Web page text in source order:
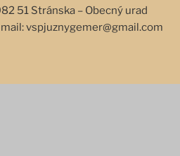
51 Stránska – Obecný urad
vspjuznygemer@gmail.com